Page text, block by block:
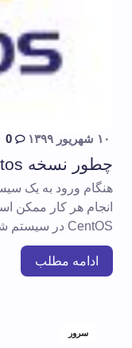
۱۰ شهریور ۱۳۹۹ 0
چطور نسخه centos خود را چک کنید
انجام هر کار ممکن
CentOS در سیستم شما اجرا می شود. در این…
ادامه مطلب
سرور